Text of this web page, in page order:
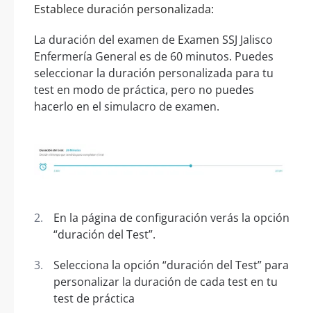
Establece duración personalizada:
La duración del examen de Examen SSJ Jalisco
Enfermería General es de 60 minutos. Puedes
seleccionar la duración personalizada para tu
test en modo de práctica, pero no puedes
hacerlo en el simulacro de examen.
En la página de configuración verás la opción
“duración del Test”.
Selecciona la opción “duración del Test” para
personalizar la duración de cada test en tu
test de práctica